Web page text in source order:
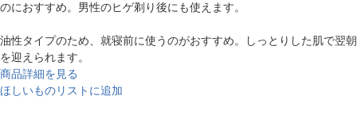
のにおすすめ。男性のヒゲ剃り後にも使えます。
油性タイプのため、就寝前に使うのがおすすめ。しっとりした肌で翌朝
を迎えられます。
商品詳細を見る
ほしいものリストに追加